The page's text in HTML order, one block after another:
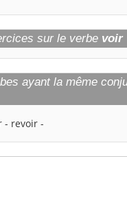
sur le verbe voir
ayant la même
- revoir -